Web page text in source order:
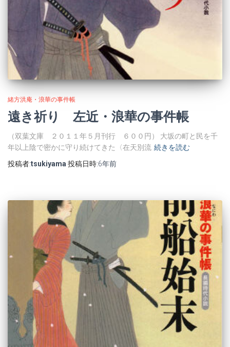
緒方洪庵・浪華の事件帳
遠き祈り 左近・浪華の事件帳
（双葉文庫 ２０１１年５月刊行 ６００円） 大坂の町と民を千
年以上陰で密かに守り続けてきた〈在天別流 続きを読む
投稿者:tsukiyama 投稿日時:6年前